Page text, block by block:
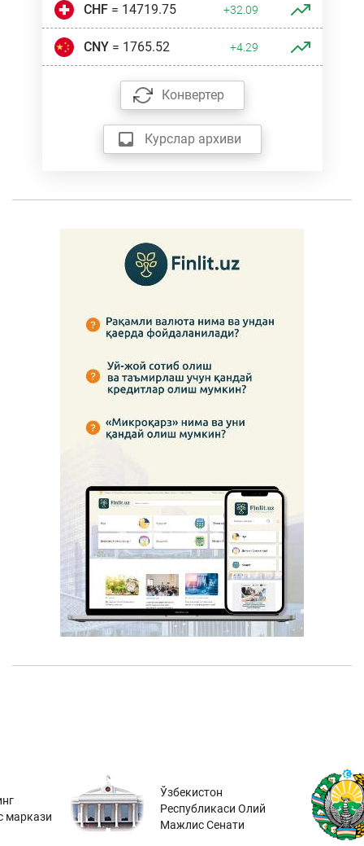
CHF= 14719.75 +32.09
CNY= 1765.52 +4.29
Конвертер
Курслар архиви
маркази
Ўзбекистон
Республикаси Олий
Мажлис Сенати